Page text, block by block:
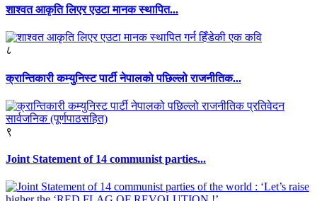
शाश्वत आकृति लिएर एउटा मानक स्थापित...
८
क्रान्तिकारी कम्युनिस्ट पार्टी नेपालको पछिल्लो राजनीतिक...
९
Joint Statement of 14 communist parties...